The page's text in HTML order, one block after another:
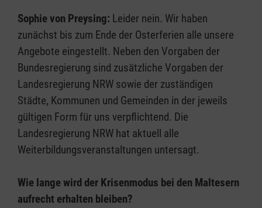
Sophie von Preysing: Leider nein. Wir haben
zunächst bis zum Ende der Osterferien alle unsere
Angebote eingestellt. Neben den Vorgaben der
Bundesregierung sind zusätzliche Vorgaben der
Landesregierung NRW sowie der zuständigen
Städte, Kommunen und Gemeinden in der jeweils
gültigen Form für uns verpflichtend. Die
Landesregierung NRW hat aktuell alle
Weiterbildungsveranstaltungen untersagt.
Wie lange wird der Krisenmodus bei den Maltesern
aufrecht erhalten bleiben?